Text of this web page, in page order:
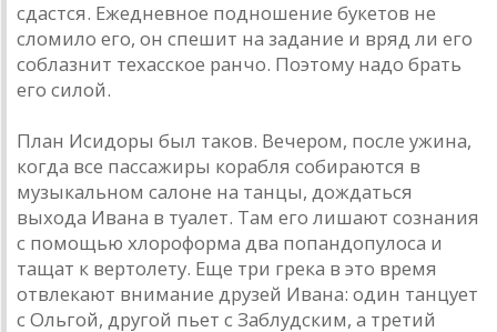
сдастся. Ежедневное подношение букетов не
сломило его, он спешит на задание и вряд ли его
соблазнит техасское ранчо. Поэтому надо брать
его силой.
План Исидоры был таков. Вечером, после ужина,
когда все пассажиры корабля собираются в
музыкальном салоне на танцы, дождаться
выхода Ивана в туалет. Там его лишают сознания
с помощью хлороформа два попандопулоса и
тащат к вертолету. Еще три грека в это время
отвлекают внимание друзей Ивана: один танцует
с Ольгой, другой пьет с Заблудским, а третий